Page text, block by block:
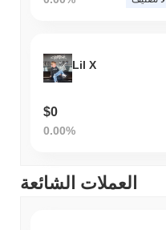
Lil X
$0
0.00%
العملات الشائعة